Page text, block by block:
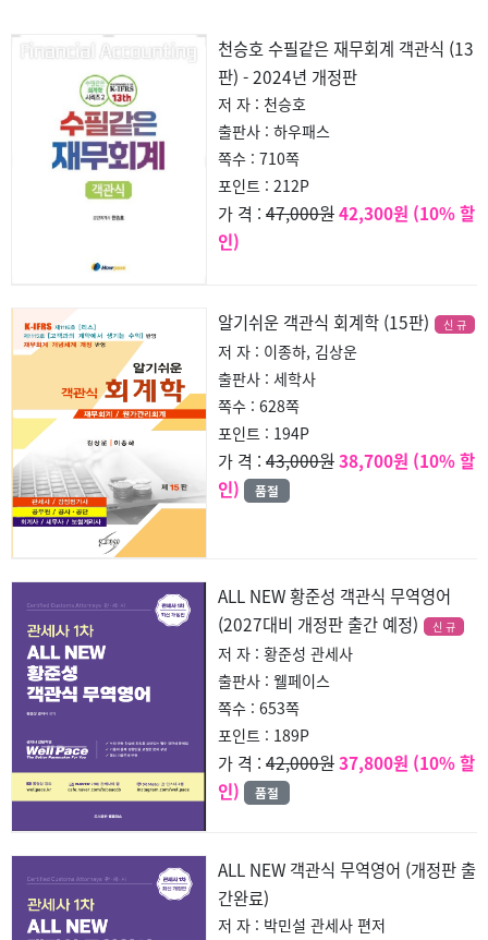
천승호 수필같은 재무회계 객관식 (13
판) - 2024년 개정판
저 자 : 천승호
출판사 : 하우패스
쪽수 : 710쪽
포인트 : 212P
가 격 : 47,000원42,300원 (10% 할
인)
알기쉬운 객관식 회계학 (15판) 신 규
저 자 : 이종하, 김상운
출판사 : 세학사
쪽수 : 628쪽
포인트 : 194P
가 격 : 43,000원38,700원 (10% 할
인)
품절
ALL NEW 황준성 객관식 무역영어
(2027대비 개정판 출간 예정)
신 규
저 자 : 황준성 관세사
출판사 : 웰페이스
쪽수 : 653쪽
포인트 : 189P
가 격 : 42,000원37,800원 (10% 할
인)
품절
ALL NEW 객관식 무역영어 (개정판 출
간완료)
저 자 : 박민설 관세사 편저